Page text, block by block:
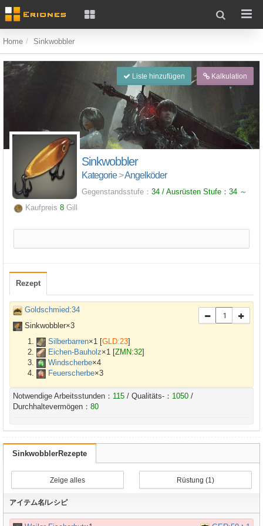
Home Sinkwobbler
Liste hinzufügen Kalkulation
Sinkwobbler
Kategorie>Angelköder
Gegenstandsstufe： 34 / Ausrüsten Stufe： 34 ～
Kaufpreis 8 Gill
Rezept
Goldschmied:34
Sinkwobbler×3
Silberbarren×1 [GLD:23]
Eichen-Bauholz×1 [ZMN:32]
Windscherbe×4
Feuerscherbe×3
Notwendige Arbeitsstunden： 115 / Qualitäts-： 1050 /
Durchhaltevermögen： 80
SinkwobblerRezepte
Zeige alles Rüstung (1)
アイテム名/レシピ